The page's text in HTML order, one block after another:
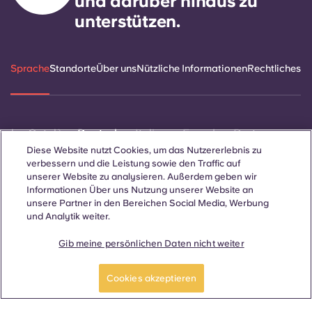
Portuguese
unterstützen.
SpracheStandorteÜber unsNützliche InformationenRechtliches
Català Deutsch Italian French Portuguese
Wo auf dieser Website Begriffe verwendet werden, die sich auf
Diese Website nutzt Cookies, um das Nutzererlebnis zu
verbessern und die Leistung sowie den Traffic auf
unserer Website zu analysieren. Außerdem geben wir
Informationen Über uns Nutzung unserer Website an
unsere Partner in den Bereichen Social Media, Werbung
und Analytik weiter.
Gib meine persönlichen Daten nicht weiter
Cookies akzeptieren